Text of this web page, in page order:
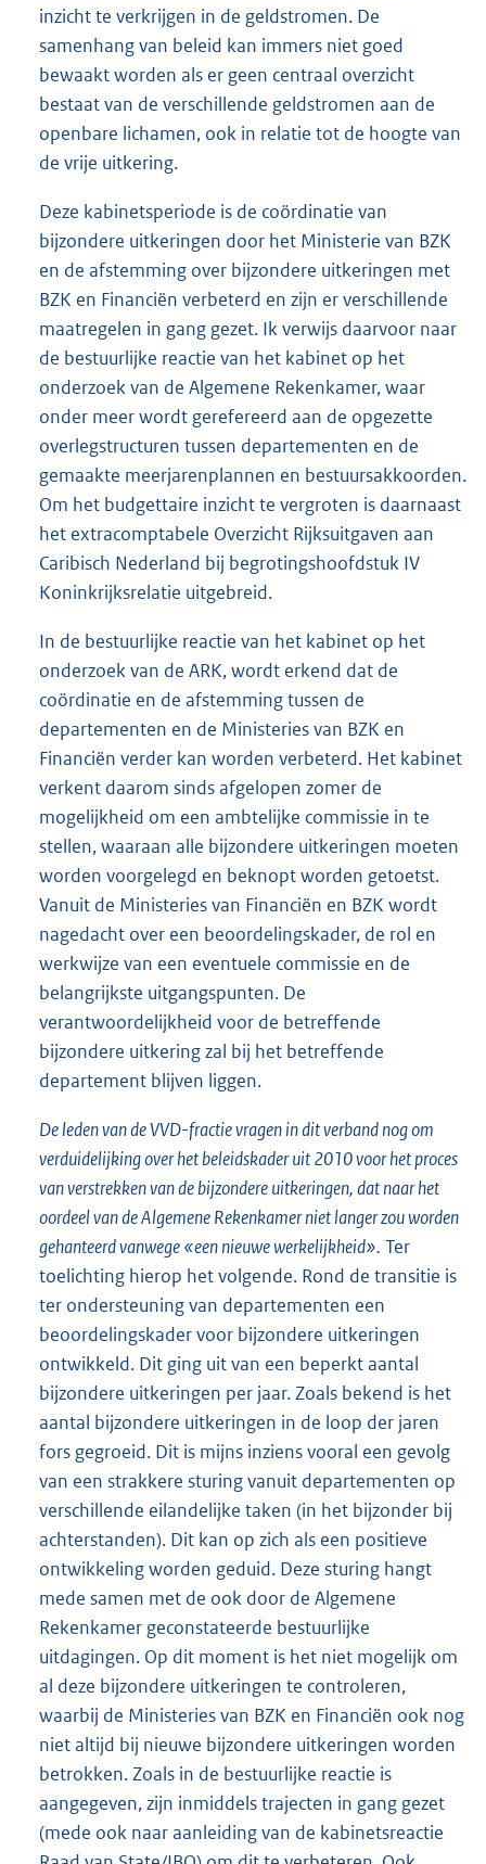
inzicht te verkrijgen in de geldstromen. De
samenhang van beleid kan immers niet goed
bewaakt worden als er geen centraal overzicht
bestaat van de verschillende geldstromen aan de
openbare lichamen, ook in relatie tot de hoogte van
de vrije uitkering.
Deze kabinetsperiode is de coördinatie van
bijzondere uitkeringen door het Ministerie van BZK
en de afstemming over bijzondere uitkeringen met
BZK en Financiën verbeterd en zijn er verschillende
maatregelen in gang gezet. Ik verwijs daarvoor naar
de bestuurlijke reactie van het kabinet op het
onderzoek van de Algemene Rekenkamer, waar
onder meer wordt gerefereerd aan de opgezette
overlegstructuren tussen departementen en de
gemaakte meerjarenplannen en bestuursakkoorden.
Om het budgettaire inzicht te vergroten is daarnaast
het extracomptabele Overzicht Rijksuitgaven aan
Caribisch Nederland bij begrotingshoofdstuk IV
Koninkrijksrelatie uitgebreid.
In de bestuurlijke reactie van het kabinet op het
onderzoek van de ARK, wordt erkend dat de
coördinatie en de afstemming tussen de
departementen en de Ministeries van BZK en
Financiën verder kan worden verbeterd. Het kabinet
verkent daarom sinds afgelopen zomer de
mogelijkheid om een ambtelijke commissie in te
stellen, waaraan alle bijzondere uitkeringen moeten
worden voorgelegd en beknopt worden getoetst.
Vanuit de Ministeries van Financiën en BZK wordt
nagedacht over een beoordelingskader, de rol en
werkwijze van een eventuele commissie en de
belangrijkste uitgangspunten. De
verantwoordelijkheid voor de betreffende
bijzondere uitkering zal bij het betreffende
departement blijven liggen.
De leden van de VVD-fractie vragen in dit verband nog om
verduidelijking over het beleidskader uit 2010 voor het proces
van verstrekken van de bijzondere uitkeringen, dat naar het
oordeel van de Algemene Rekenkamer niet langer zou worden
gehanteerd vanwege «een nieuwe werkelijkheid». Ter
toelichting hierop het volgende. Rond de transitie is
ter ondersteuning van departementen een
beoordelingskader voor bijzondere uitkeringen
ontwikkeld. Dit ging uit van een beperkt aantal
bijzondere uitkeringen per jaar. Zoals bekend is het
aantal bijzondere uitkeringen in de loop der jaren
fors gegroeid. Dit is mijns inziens vooral een gevolg
van een strakkere sturing vanuit departementen op
verschillende eilandelijke taken (in het bijzonder bij
achterstanden). Dit kan op zich als een positieve
ontwikkeling worden geduid. Deze sturing hangt
mede samen met de ook door de Algemene
Rekenkamer geconstateerde bestuurlijke
uitdagingen. Op dit moment is het niet mogelijk om
al deze bijzondere uitkeringen te controleren,
waarbij de Ministeries van BZK en Financiën ook nog
niet altijd bij nieuwe bijzondere uitkeringen worden
betrokken. Zoals in de bestuurlijke reactie is
aangegeven, zijn inmiddels trajecten in gang gezet
(mede ook naar aanleiding van de kabinetsreactie